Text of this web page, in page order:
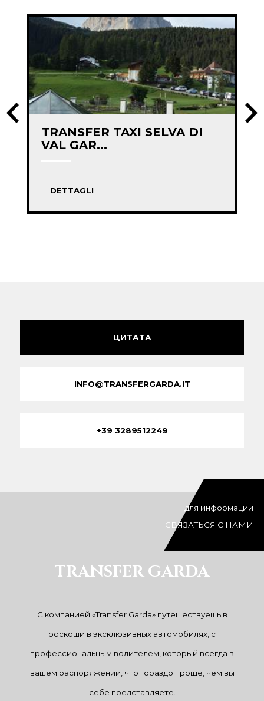
TRANSFER TAXI SELVA DI
VAL GAR...
DETTAGLI
ЦИТАТА
INFO@TRANSFERGARDA.IT
+39 3289512249
для информации
СВЯЗАТЬСЯ С НАМИ
TRANSFER GARDA
С компанией «Transfer Garda» путешествуешь в
роскоши в эксклюзивных автомобилях, с
профессиональным водителем, который всегда в
вашем распоряжении, что гораздо проще, чем вы
себе представляете.